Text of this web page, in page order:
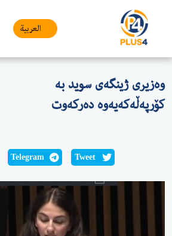
العربیة
وەزیری ژینگەی سوید بە
كۆرپەڵەكەیەوە دەركەوت
Tweet
Telegram